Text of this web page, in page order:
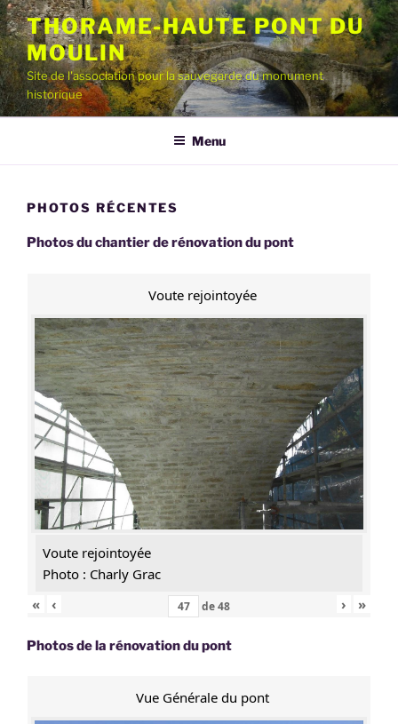
Aller
au
contenu
principal
THORAME-HAUTE PONT DU
MOULIN
Site de l'association pour la sauvegarde du monument
historique
Menu
PHOTOS RÉCENTES
Photos du chantier de rénovation du pont
Voute rejointoyée
Voute rejointoyée
Photo : Charly Grac
«
‹ de48 › »
Photos de la rénovation du pont
Vue Générale du pont